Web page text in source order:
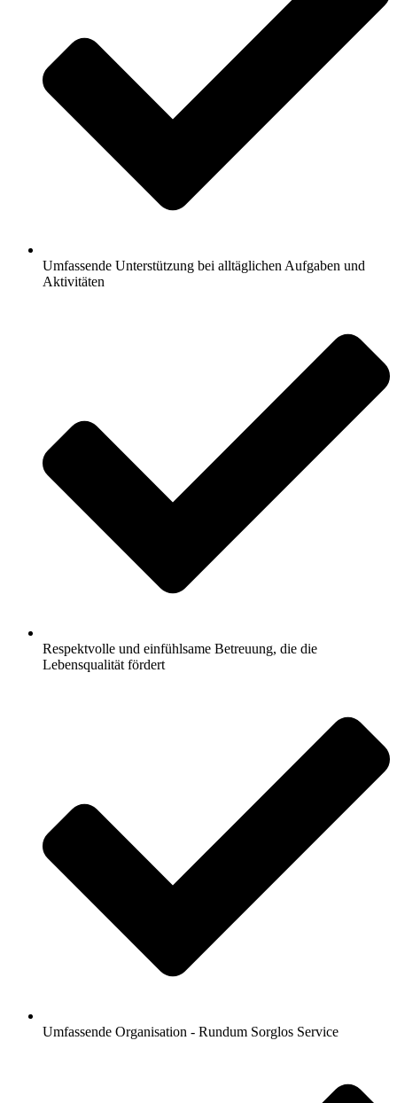
Umfassende Unterstützung bei alltäglichen Aufgaben und
Aktivitäten
Respektvolle und einfühlsame Betreuung, die die
Lebensqualität fördert
Umfassende Organisation - Rundum Sorglos Service